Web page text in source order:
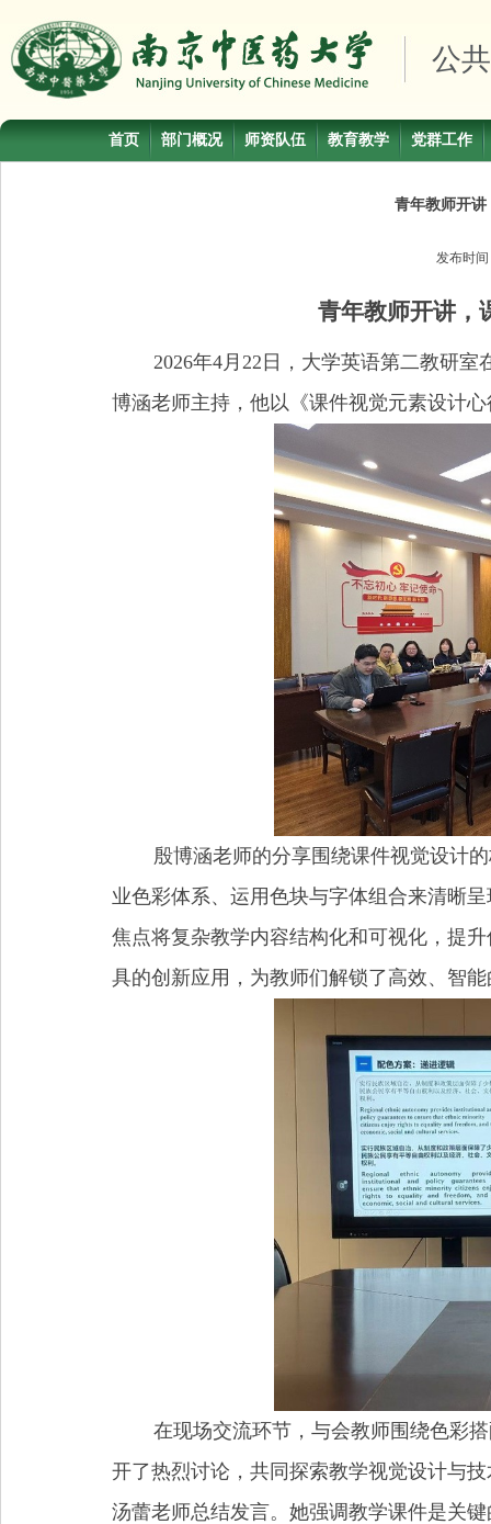
公
首页 部门概况 师资队伍 教育教学 党群工作
青年教师开
发布时
青年教师开讲，
2026年4月 22 日，大学英语第二教研室
博涵老师主持，他以《课件视觉元素设计
殷博涵老师的分享围绕课件视觉设计
业色彩体系、运用色块与字体组合来清晰
焦点将复杂教学内容结构化和可视化，提
具的创新应用，为教师们解锁了高效、智
在现场交流环节，与会教师围绕色彩
开了热烈讨论，共同探索教学视觉设计与
汤蕾老师总结发言。她强调教学课件是关